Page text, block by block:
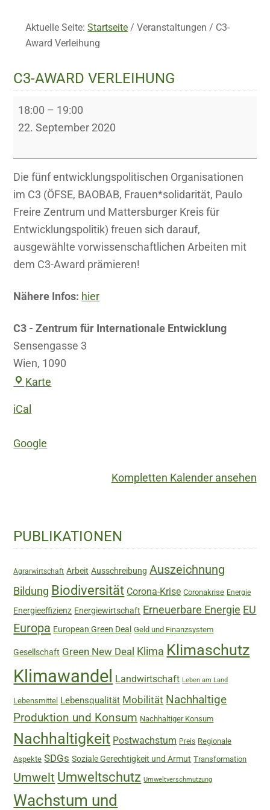
Aktuelle Seite:Startseite / Veranstaltungen/ C3-
Award Verleihung
C3-AWARD VERLEIHUNG
C3-
Award
18:00 – 19:00
22. September 2020
Die fünf entwicklungspolitischen Organisationen
im C3 (ÖFSE, BAOBAB, Frauen*solidarität, Paulo
Freire Zentrum und Mattersburger Kreis für
Entwicklungspolitik) freuen sich darauf,
ausgewählte vorwissenschaftlichen Arbeiten mit
dem C3-Award prämieren!
Nähere Infos: hier
C3 - Zentrum für Internationale Entwicklung
Sensengasse 3
Wien, 1090
Karte
iCal
Google
Kompletten Kalender ansehen
Haupt-
Sidebar
PUBLIKATIONEN
Agrarwirtschaft Arbeit Ausschreibung Auszeichnung
Bildung Biodiversität Corona-Krise Coronakrise Energie
Energieeffizienz Energiewirtschaft Erneuerbare Energie EU
Europa European Green Deal Geld und Finanzsystem
Gesellschaft Green New Deal Klima Klimaschutz
Klimawandel Landwirtschaft Leben am Land
Lebensmittel Lebensqualität Mobilität Nachhaltige
Produktion und Konsum Nachhaltiger Konsum
Nachhaltigkeit Postwachstum Preis Regionale
Aspekte SDGs Soziale Gerechtigkeit und Armut Transformation
Umwelt Umweltschutz Umweltverschmutzung
Wachstum und